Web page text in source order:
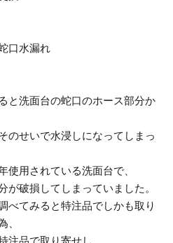
口水漏れ
と洗面台の蛇口のホース部分か
のせいで水浸しになってしまっ
使用されている洗面台で、
が破損してしまっていました。
べてみると特注品でしかも取り
、
注品で取り寄せし、